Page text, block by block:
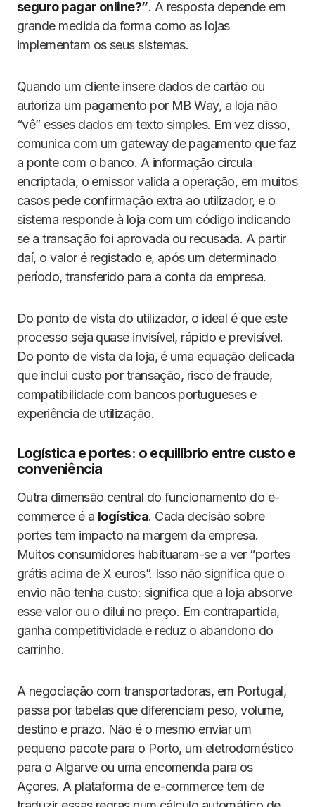
seguro pagar online?”. A resposta depende em
grande medida da forma como as lojas
implementam os seus sistemas.
Quando um cliente insere dados de cartão ou
autoriza um pagamento por MB Way, a loja não
“vê” esses dados em texto simples. Em vez disso,
comunica com um gateway de pagamento que faz
a ponte com o banco. A informação circula
encriptada, o emissor valida a operação, em muitos
casos pede confirmação extra ao utilizador, e o
sistema responde à loja com um código indicando
se a transação foi aprovada ou recusada. A partir
daí, o valor é registado e, após um determinado
período, transferido para a conta da empresa.
Do ponto de vista do utilizador, o ideal é que este
processo seja quase invisível, rápido e previsível.
Do ponto de vista da loja, é uma equação delicada
que inclui custo por transação, risco de fraude,
compatibilidade com bancos portugueses e
experiência de utilização.
Logística e portes: o equilíbrio entre custo e
conveniência
Outra dimensão central do funcionamento do e-
commerce é a logística. Cada decisão sobre
portes tem impacto na margem da empresa.
Muitos consumidores habituaram-se a ver “portes
grátis acima de X euros”. Isso não significa que o
envio não tenha custo: significa que a loja absorve
esse valor ou o dilui no preço. Em contrapartida,
ganha competitividade e reduz o abandono do
carrinho.
A negociação com transportadoras, em Portugal,
passa por tabelas que diferenciam peso, volume,
destino e prazo. Não é o mesmo enviar um
pequeno pacote para o Porto, um eletrodoméstico
para o Algarve ou uma encomenda para os
Açores. A plataforma de e-commerce tem de